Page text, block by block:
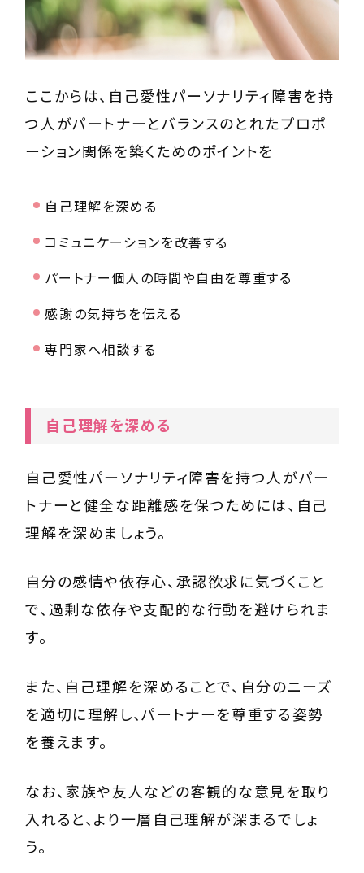
ここからは、自己愛性パーソナリティ障害を持
つ人がパートナーとバランスのとれたプロポ
ーション関係を築くためのポイントを
自己理解を深める
コミュニケーションを改善する
パートナー個人の時間や自由を尊重する
感謝の気持ちを伝える
専門家へ相談する
自己理解を深める
自己愛性パーソナリティ障害を持つ人がパー
トナーと健全な距離感を保つためには、自己
理解を深めましょう。
自分の感情や依存心、承認欲求に気づくこと
で、過剰な依存や支配的な行動を避けられま
す。
また、自己理解を深めることで、自分のニーズ
を適切に理解し、パートナーを尊重する姿勢
を養えます。
なお、家族や友人などの客観的な意見を取り
入れると、より一層自己理解が深まるでしょ
う。